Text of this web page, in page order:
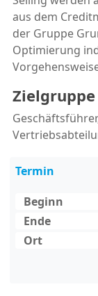
aus dem
der Gruppe
Optimierung
Zielgruppe
Termin
Beginn
Ende
Ort